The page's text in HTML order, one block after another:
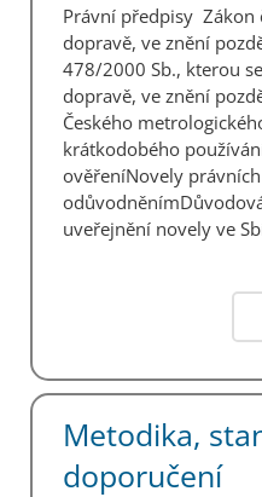
Právní předpisy Zákon
dopravě, ve znění
478/2000 Sb., kterou
dopravě, ve znění
Českého
krátkodobého
ověřeníNovely
uveřejnění novely ve
Metodika,
doporučení